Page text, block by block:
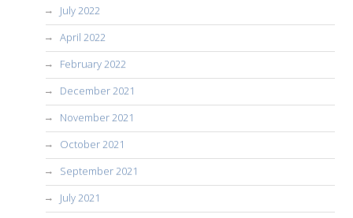
July 2022
April 2022
February 2022
December 2021
November 2021
October 2021
September 2021
July 2021